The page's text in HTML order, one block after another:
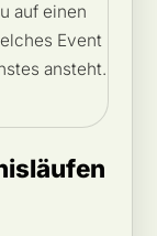
auf einen
Event
ansteht.